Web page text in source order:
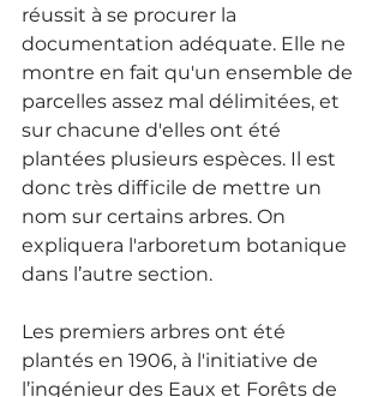
réussit à se procurer la
documentation adéquate. Elle ne
montre en fait qu'un ensemble de
parcelles assez mal délimitées, et
sur chacune d'elles ont été
plantées plusieurs espèces. Il est
donc très difficile de mettre un
nom sur certains arbres. On
expliquera l'arboretum botanique
dans l’autre section.
Les premiers arbres ont été
plantés en 1906, à l'initiative de
l’ingénieur des Eaux et Forêts de